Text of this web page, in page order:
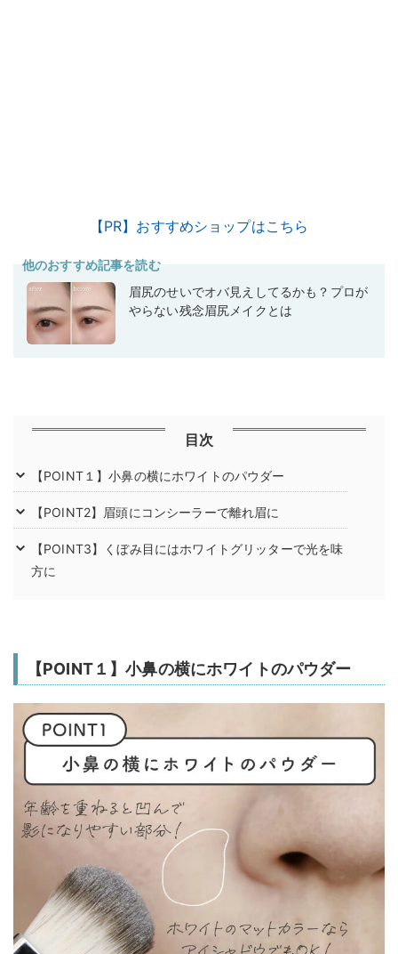
【PR】おすすめショップはこちら
他のおすすめ記事を読む
眉尻のせいでオバ見えしてるかも？プロが
やらない残念眉尻メイクとは
目次
【POINT１】小鼻の横にホワイトのパウダー
【POINT2】眉頭にコンシーラーで離れ眉に
【POINT3】くぼみ目にはホワイトグリッターで光を味
方に
【POINT１】小鼻の横にホワイトのパウダー